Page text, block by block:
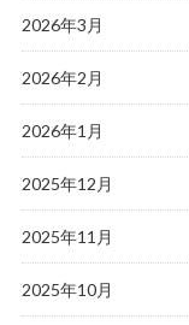
2026年3月
2026年2月
2026年1月
2025年12月
2025年11月
2025年10月